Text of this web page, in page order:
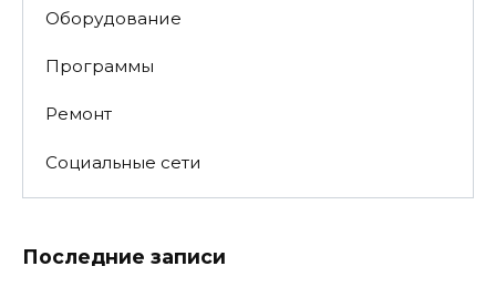
Оборудование
Программы
Ремонт
Социальные сети
Последние записи